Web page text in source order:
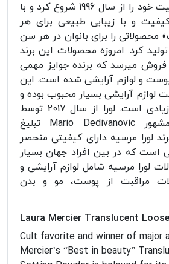
فعالیت خود را از سال 1996 شروع کرد و با
و با زیبایی طبیعی برای هر
محصولاتی را برای بانوان در هر سن
کرد. امروزه محصولات این برند
به فروش میرسد که برنده جوایز مهمی
پوست و لوازم آرایشی شده است. این
لوازم آرایشی بسیار محبوب بوده و
مورد ستایش افراد زیادی است. لورا از سال 2017 توسط
میکاپ آرتیست مشهور Mario Dedivanovic تبلیغ
لورا مرسیه دارای کیفیتی منحصر
است که در بین افراد جهان بسیار
لورا مرسیه شامل لوازم آرایشی و
مراقبت از پوست، مو و بدن
Laura Mercier Translucent
Cult favorite and winner of major
Mercier’s “Best in beauty”